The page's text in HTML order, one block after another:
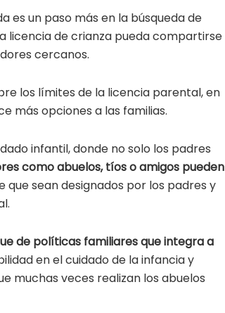
es un paso más en la búsqueda de
licencia de crianza pueda compartirse
cercanos.
los límites de la licencia parental, en
más opciones a las familias.
infantil, donde no solo los padres
como abuelos, tíos o amigos pueden
que sean designados por los padres y
de políticas familiares que integra a
en el cuidado de la infancia y
muchas veces realizan los abuelos